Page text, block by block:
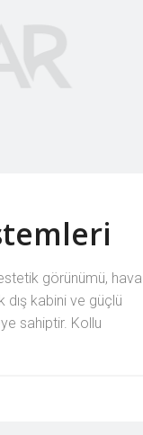
görünümü, hava
dış kabini ve güçlü
sahiptir. Kollu